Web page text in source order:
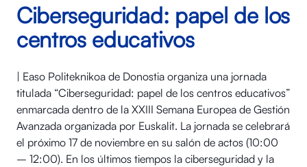
Ciberseguridad: papel de los
centros educativos
| Easo Politeknikoa de Donostia organiza una jornada
titulada “Ciberseguridad: papel de los centros educativos”
enmarcada dentro de la XXIII Semana Europea de Gestión
Avanzada organizada por Euskalit. La jornada se celebrará
el próximo 17 de noviembre en su salón de actos (10:00
– 12:00). En los últimos tiempos la ciberseguridad y la